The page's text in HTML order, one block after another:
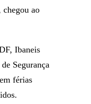
chegou ao
Ibaneis
Segurança
férias